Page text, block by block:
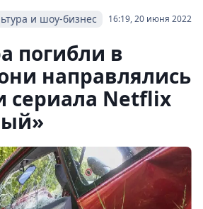
16:19, 20 июня 2022
и шоу-бизнес
погибли в
направлялись
сериала Netflix